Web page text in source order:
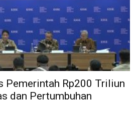
Pemerintah Rp200 Triliun
dan Pertumbuhan